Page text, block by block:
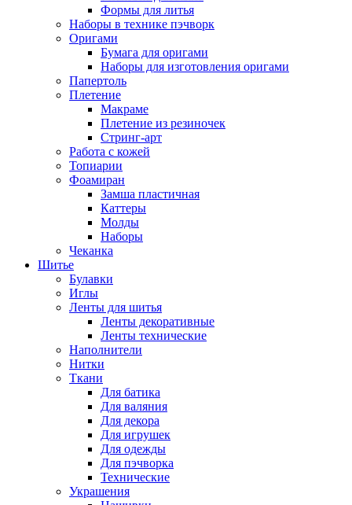
Формы для литья
Наборы в технике пэчворк
Оригами
Бумага для оригами
Наборы для изготовления оригами
Папертоль
Плетение
Макраме
Плетение из резиночек
Стринг-арт
Работа с кожей
Топиарии
Фоамиран
Замша пластичная
Каттеры
Молды
Наборы
Чеканка
Шитье
Булавки
Иглы
Ленты для шитья
Ленты декоративные
Ленты технические
Наполнители
Нитки
Ткани
Для батика
Для валяния
Для декора
Для игрушек
Для одежды
Для пэчворка
Технические
Украшения